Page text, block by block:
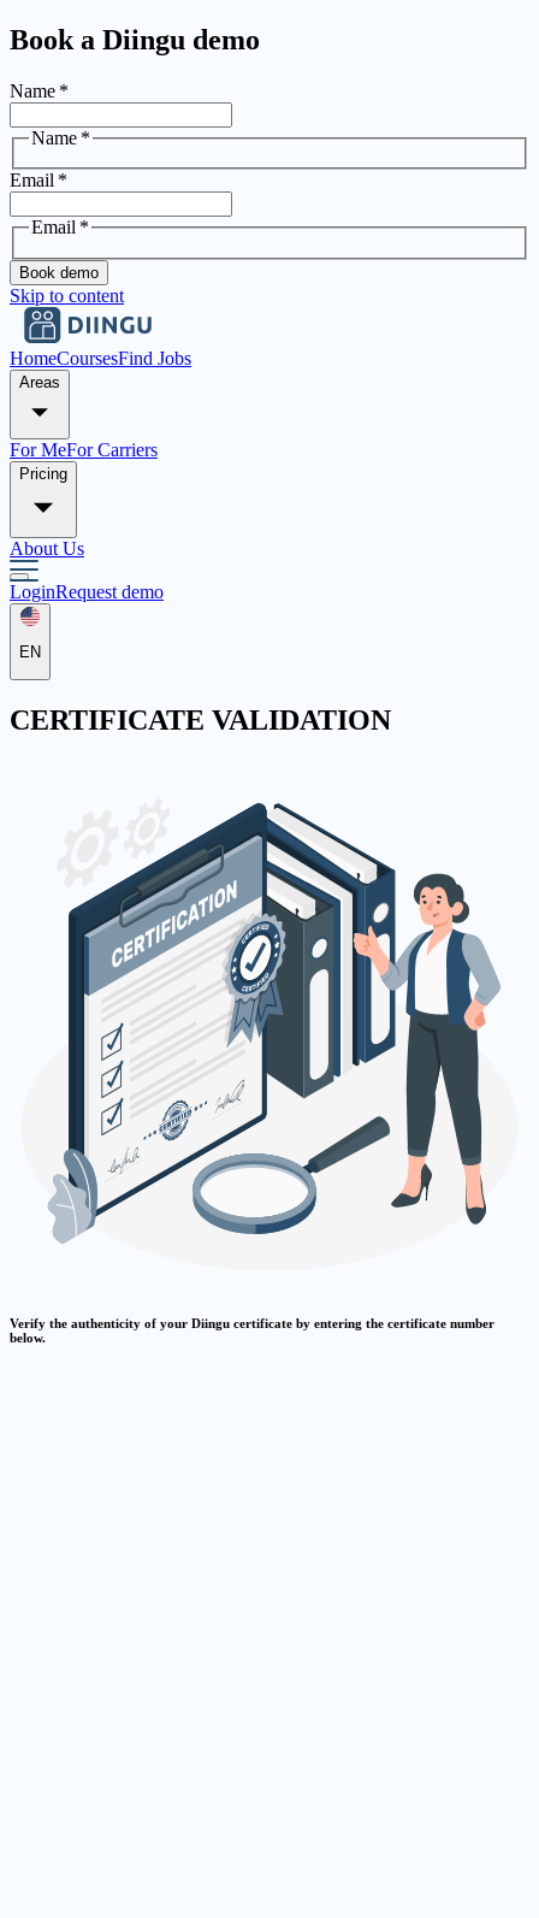
Book a Diingu demo
Name *
Name *
Email *
Email *
Book demo
Skip to content
HomeCoursesFind Jobs
Areas
For MeFor Carriers
Pricing
About Us
LoginRequest demo
EN
CERTIFICATE VALIDATION
Verify the authenticity of your Diingu certificate by entering the certificate number
below.